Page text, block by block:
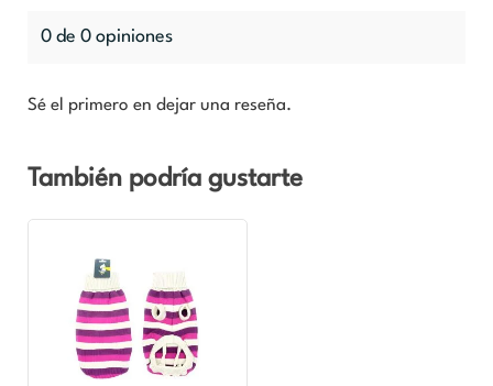
0 de 0 opiniones
Sé el primero en dejar una reseña.
También podría gustarte